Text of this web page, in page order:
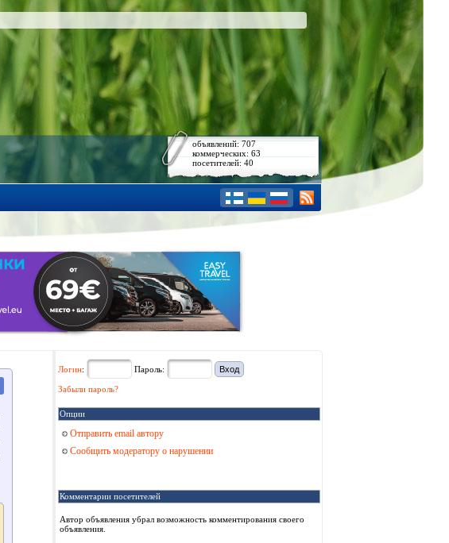
объявлений: 707
коммерческих: 63
посетителей: 40
Логин: Пароль:
Забыли пароль?
Опции
Отправить email автору
Сообщить модератору о нарушении
Комментарии посетителей
Автор объявления убрал возможность комментирования своего
объявления.